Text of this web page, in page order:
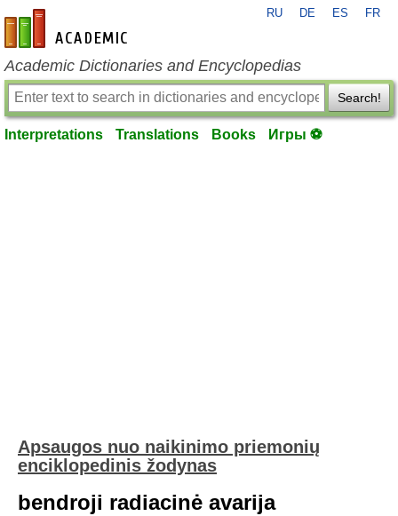
en-academic.com
RU DE ES FR
Academic Dictionaries and Encyclopedias
Search!
Interpretations Translations Books Игры ⚽
Apsaugos nuo naikinimo priemonių
enciklopedinis žodynas
bendroji radiacinė avarija